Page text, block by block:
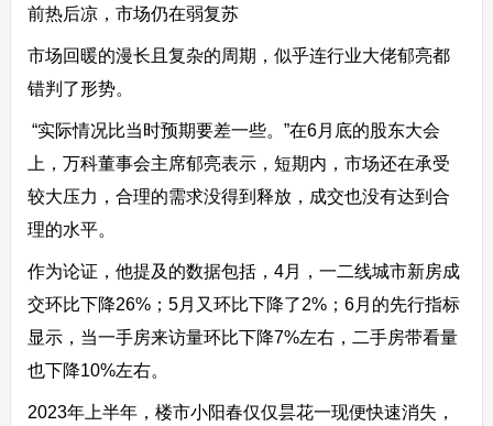
前热后凉，市场仍在弱复苏
市场回暖的漫长且复杂的周期，似乎连行业大佬郁亮都
错判了形势。
“实际情况比当时预期要差一些。”在6月底的股东大会
上，万科董事会主席郁亮表示，短期内，市场还在承受
较大压力，合理的需求没得到释放，成交也没有达到合
理的水平。
作为论证，他提及的数据包括，4月，一二线城市新房成
交环比下降26%；5月又环比下降了2%；6月的先行指标
显示，当一手房来访量环比下降7%左右，二手房带看量
也下降10%左右。
2023年上半年，楼市小阳春仅仅昙花一现便快速消失，